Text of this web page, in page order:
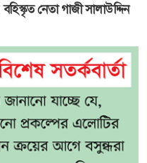
নেতা গাজী সালাউদ্দিন